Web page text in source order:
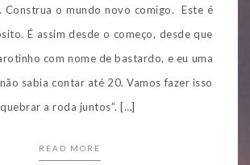
Construa o mundo novo comigo. Este é
É assim desde o começo, desde que
com nome de bastardo, e eu uma
sabia contar até 20. Vamos fazer isso
a roda juntos”. […]
READ MORE